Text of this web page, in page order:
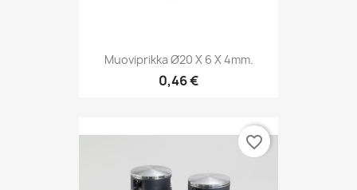
Muoviprikka Ø20 X 6 X 4mm.
0,46 €
favorite_border